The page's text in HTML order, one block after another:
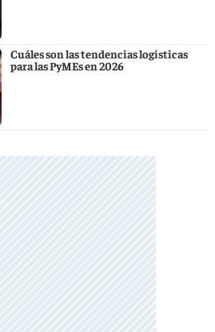
Cuáles son las tendencias logísticas
para las PyMEs en 2026